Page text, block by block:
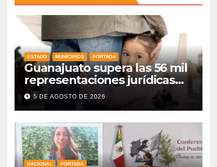
ESTADO MUNICIPIOS PORTADA
Guanajuato supera las 56 mil
representaciones jurídicas
para tutelar los derechos de
la niñez
5 DE AGOSTO DE 2026
NACIONAL PORTADA